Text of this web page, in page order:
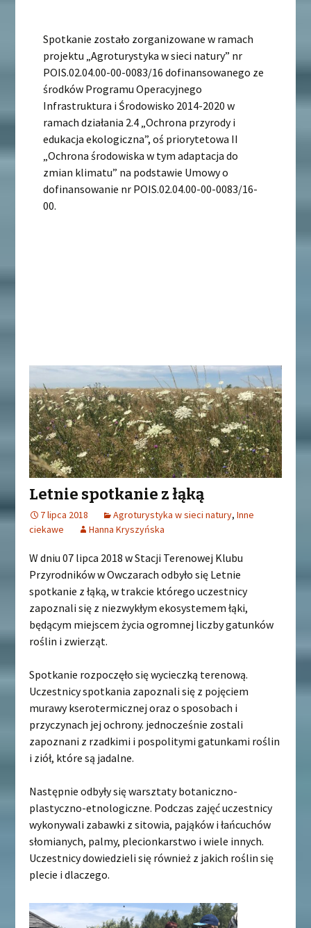
Spotkanie zostało zorganizowane w ramach
projektu „Agroturystyka w sieci natury” nr
POIS.02.04.00-00-0083/16 dofinansowanego ze
środków Programu Operacyjnego
Infrastruktura i Środowisko 2014-2020 w
ramach działania 2.4 „Ochrona przyrody i
edukacja ekologiczna”, oś priorytetowa II
„Ochrona środowiska w tym adaptacja do
zmian klimatu” na podstawie Umowy o
dofinansowanie nr POIS.02.04.00-00-0083/16-
00.
Letnie spotkanie z łąką
7 lipca 2018 Agroturystyka w sieci natury,Inne
ciekawe
Hanna Kryszyńska
W dniu 07 lipca 2018 w Stacji Terenowej Klubu
Przyrodników w Owczarach odbyło się Letnie
spotkanie z łąką, w trakcie którego uczestnicy
zapoznali się z niezwykłym ekosystemem łąki,
będącym miejscem życia ogromnej liczby gatunków
roślin i zwierząt.
Spotkanie rozpoczęło się wycieczką terenową.
Uczestnicy spotkania zapoznali się z pojęciem
murawy kserotermicznej oraz o sposobach i
przyczynach jej ochrony. jednocześnie zostali
zapoznani z rzadkimi i pospolitymi gatunkami roślin
i ziół, które są jadalne.
Następnie odbyły się warsztaty botaniczno-
plastyczno-etnologiczne. Podczas zajęć uczestnicy
wykonywali zabawki z sitowia, pająków i łańcuchów
słomianych, palmy, plecionkarstwo i wiele innych.
Uczestnicy dowiedzieli się również z jakich roślin się
plecie i dlaczego.